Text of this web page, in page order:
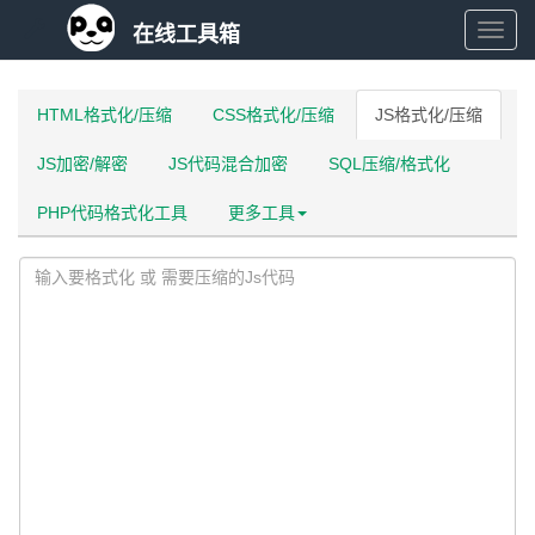
在
在线工具箱
HTML格式化/压缩 CSS格式化/压缩 JS格式化/压缩
JS加密/解密 JS代码混合加密 SQL压缩/格式化
PHP代码格式化工具 更多工具